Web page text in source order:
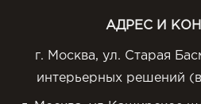
АДРЕС И
г. Москва, ул. Старая
интерьерных решений